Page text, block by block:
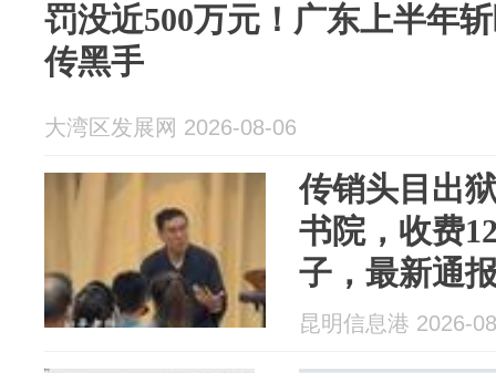
罚没近500万元！广东上半年
传黑手
大湾区发展网 2026-08-06
传销头目出
书院，收费
子，最新通
组
昆明信息港 2026-